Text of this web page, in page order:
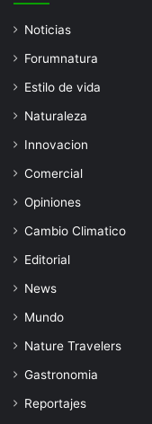
Noticias
Forumnatura
Estilo de vida
Naturaleza
Innovacion
Comercial
Opiniones
Cambio Climatico
Editorial
News
Mundo
Nature Travelers
Gastronomia
Reportajes